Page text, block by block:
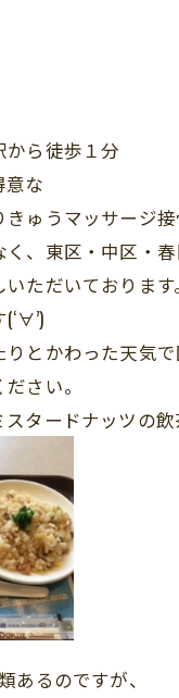
ら徒歩１分
意な
ゅうマッサージ接
、東区・中区・
ただいております。
とかわった天気で
さい。
タードナッツの
あるのですが、